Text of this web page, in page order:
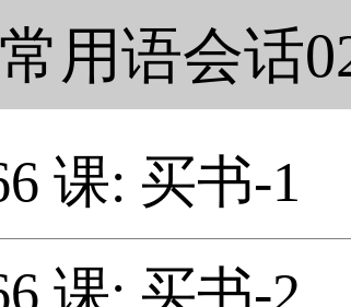
用语会话
课: 买书-1
课: 买书-2